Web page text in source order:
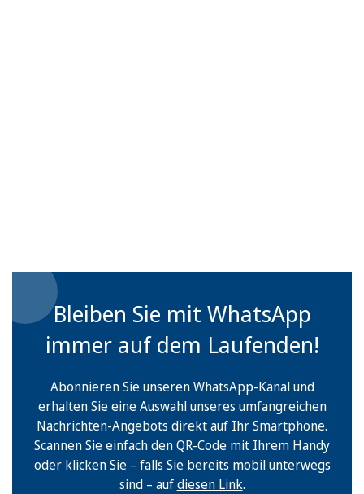
Bleiben Sie mit WhatsApp
immer auf dem Laufenden!
Abonnieren Sie unseren WhatsApp-Kanal und
erhalten Sie eine Auswahl unseres umfangreichen
Nachrichten-Angebots direkt auf Ihr Smartphone.
Scannen Sie einfach den QR-Code mit Ihrem Handy
oder klicken Sie – falls Sie bereits mobil unterwegs
sind – aufdiesen Link.